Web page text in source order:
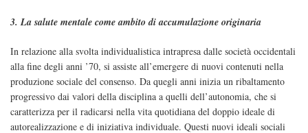
3. La salute mentale come ambito di accumulazione originaria
In relazione alla svolta individualistica intrapresa dalle società occidentali
alla fine degli anni ’70, si assiste all’emergere di nuovi contenuti nella
produzione sociale del consenso. Da quegli anni inizia un ribaltamento
progressivo dai valori della disciplina a quelli dell’autonomia, che si
caratterizza per il radicarsi nella vita quotidiana del doppio ideale di
autorealizzazione e di iniziativa individuale. Questi nuovi ideali sociali